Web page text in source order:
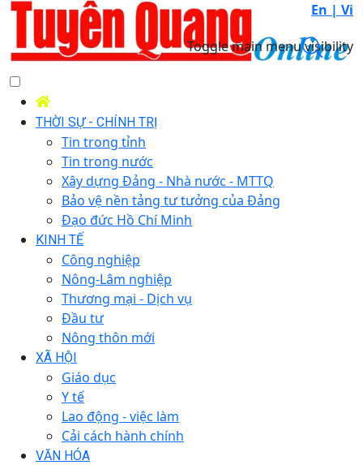
En | Vi
Toggle main menu visibility
THỜI SỰ - CHÍNH TRỊ
Tin trong tỉnh
Tin trong nước
Xây dựng Đảng - Nhà nước - MTTQ
Bảo vệ nền tảng tư tưởng của Đảng
Đạo đức Hồ Chí Minh
KINH TẾ
Công nghiệp
Nông-Lâm nghiệp
Thương mại - Dịch vụ
Đầu tư
Nông thôn mới
XÃ HỘI
Giáo dục
Y tế
Lao động - việc làm
Cải cách hành chính
VĂN HÓA